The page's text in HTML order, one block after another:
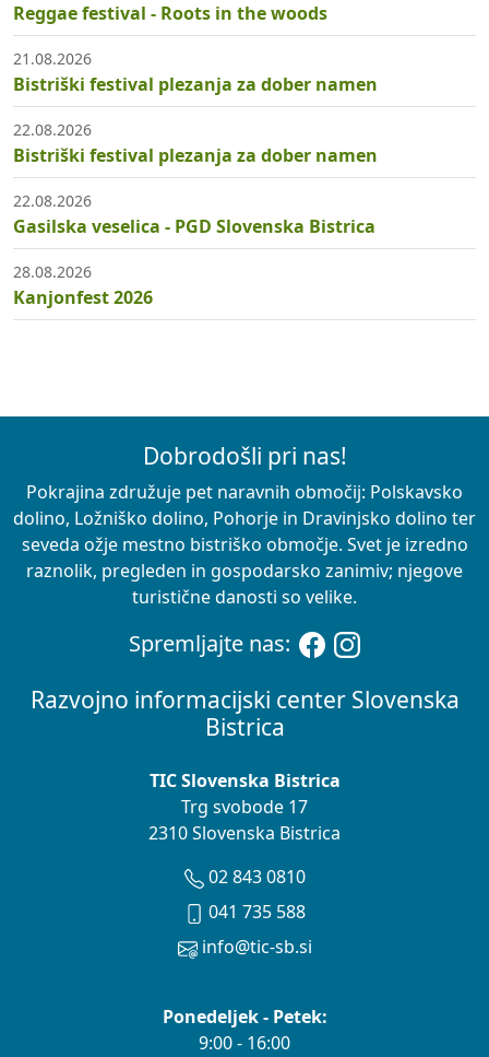
Reggae festival - Roots in the woods
21.08.2026
Bistriški festival plezanja za dober namen
22.08.2026
Bistriški festival plezanja za dober namen
22.08.2026
Gasilska veselica - PGD Slovenska Bistrica
28.08.2026
Kanjonfest 2026
Razvojno informacijski center Slovenska
Bistrica
TIC Slovenska Bistrica
Trg svobode 17
2310 Slovenska Bistrica
02 843 0810
041 735 588
info@tic-sb.si
Ponedeljek - Petek:
9:00 - 16:00
Dobrodošli pri nas!
Pokrajina združuje pet naravnih območij: Polskavsko
dolino, Ložniško dolino, Pohorje in Dravinjsko dolino ter
seveda ožje mestno bistriško območje. Svet je izredno
raznolik, pregleden in gospodarsko zanimiv; njegove
turistične danosti so velike.
Spremljajte nas: